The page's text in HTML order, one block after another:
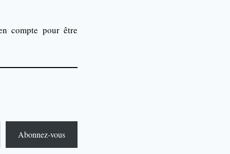
compte pour être
Abonnez-vous